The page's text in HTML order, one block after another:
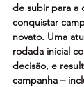
de subir para a
conquistar
novato. Uma
rodada inicial
decisão, e
campanha –